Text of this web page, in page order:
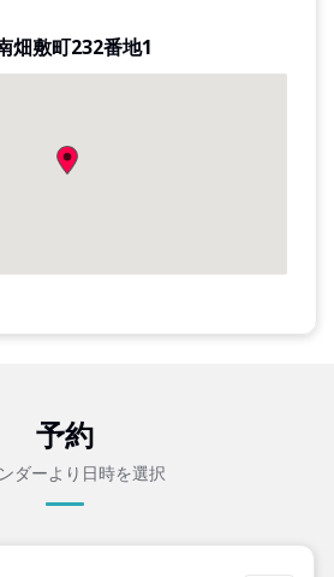
畑敷町232番地1
予約
ダーより日時を選択